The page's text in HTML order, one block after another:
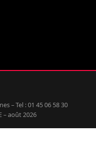
– Tel : 01 45 06 58 30
– août 2026